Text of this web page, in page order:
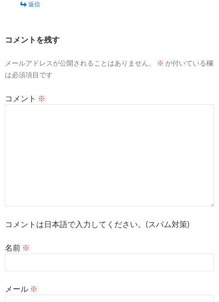
返信
コメントを残す
メールアドレスが公開されることはありません。 ※ が付いている欄
は必須項目です
コメント ※
コメントは日本語で入力してください。(スパム対策)
名前 ※
メール ※